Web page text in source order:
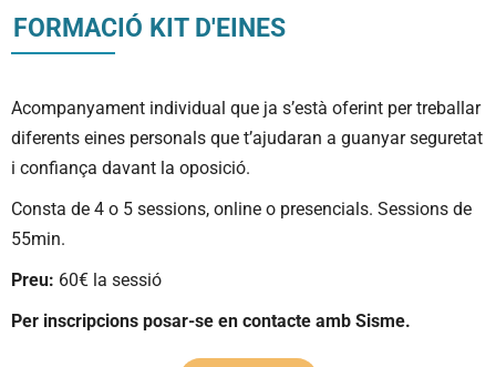
FORMACIÓ KIT D'EINES
Acompanyament individual que ja s’està oferint per treballar
diferents eines personals que t’ajudaran a guanyar seguretat
i confiança davant la oposició.
Consta de 4 o 5 sessions, online o presencials. Sessions de
55min.
Preu: 60€ la sessió
Per inscripcions posar-se en contacte amb Sisme.